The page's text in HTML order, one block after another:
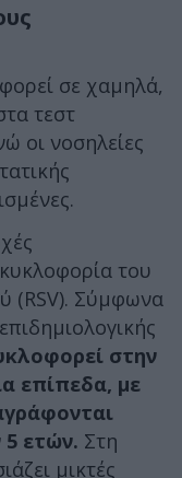
σε χαμηλά,
τεστ
οι νοσηλείες
του
(RSV). Σύμφωνα
στην
επίπεδα, με
ετών. Στη
μικτές